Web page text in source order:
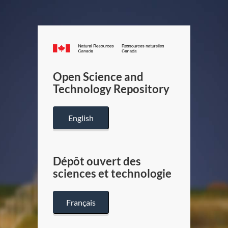
Canada.ca
/
Canada
Open Science and
Technology Repository
English
Dépôt ouvert des
sciences et technologie
Français